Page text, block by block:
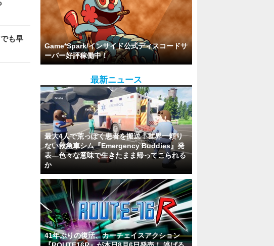
も早
Game*Spark/インサイド公式ディスコードサ
ーバー好評稼働中！
最新ニュース
最大4人で荒っぽく患者を搬送！世界一頼り
ない救急車シム『Emergency Buddies』発
表―色々な意味で生きたまま帰ってこられる
か
41年ぶりの復活、カーチェイスアクション